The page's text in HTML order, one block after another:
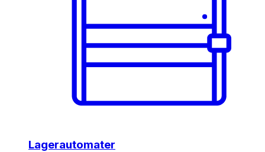
Lagerautomater